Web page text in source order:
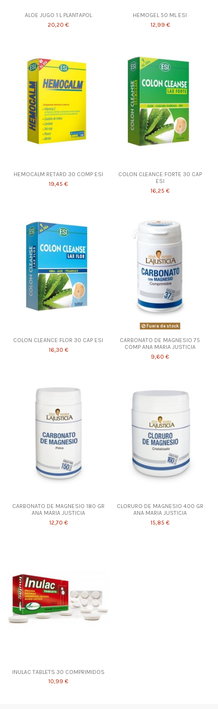
ALOE JUGO 1 L PLANTAPOL
20,20 €
HEMOGEL 50 ML ESI
12,99 €
HEMOCALM RETARD 30 COMP ESI
19,45 €
COLON CLEANCE FORTE 30 CAP
ESI
16,25 €
COLON CLEANCE FLOR 30 CAP ESI
16,30 €
Fuera de stock
CARBONATO DE MAGNESIO 75
COMP ANA MARIA JUSTICIA
9,60 €
CARBONATO DE MAGNESIO 180 GR
ANA MARIA JUSTICIA
12,70 €
CLORURO DE MAGNESIO 400 GR
ANA MARIA JUSTICIA
15,85 €
INULAC TABLETS 30 COMPRIMIDOS
10,99 €